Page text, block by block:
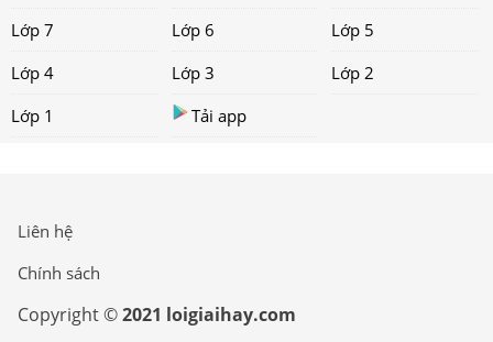
Lớp 7
Lớp 6
Lớp 5
Lớp 4
Lớp 3
Lớp 2
Lớp 1
Tải app
Liên hệ
Chính sách
Copyright ©2021 loigiaihay.com